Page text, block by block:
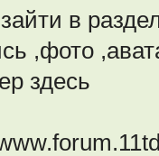
в
,фото
здесь